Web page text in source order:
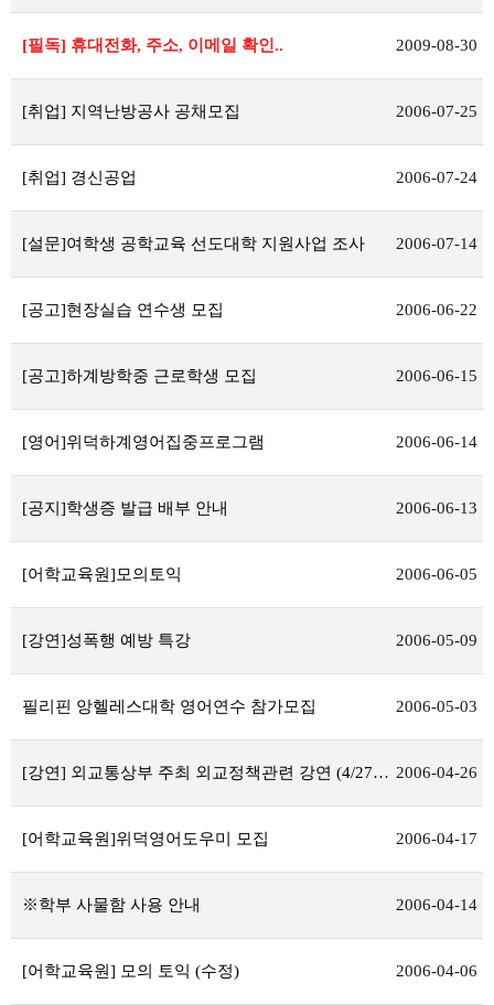
[필독] 휴대전화, 주소, 이메일 확인.. 2009-08-30
[취업] 지역난방공사 공채모집 2006-07-25
[취업] 경신공업 2006-07-24
[설문]여학생 공학교육 선도대학 지원사업 조사 2006-07-14
[공고]현장실습 연수생 모집 2006-06-22
[공고]하계방학중 근로학생 모집 2006-06-15
[영어]위덕하계영어집중프로그램 2006-06-14
[공지]학생증 발급 배부 안내 2006-06-13
[어학교육원]모의토익 2006-06-05
[강연]성폭행 예방 특강 2006-05-09
필리핀 앙헬레스대학 영어연수 참가모집 2006-05-03
[강연] 외교통상부 주최 외교정책관련 강연 (4/27,목) 2006-04-26
[어학교육원]위덕영어도우미 모집 2006-04-17
※학부 사물함 사용 안내 2006-04-14
[어학교육원] 모의 토익 (수정) 2006-04-06